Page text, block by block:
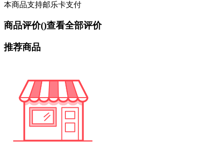
本商品支持邮乐卡支付
商品评价()查看全部评价
推荐商品